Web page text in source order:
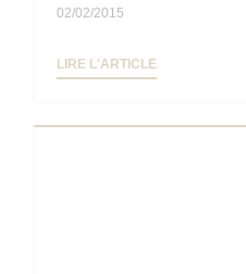
02/02/2015
LIRE L'ARTICLE